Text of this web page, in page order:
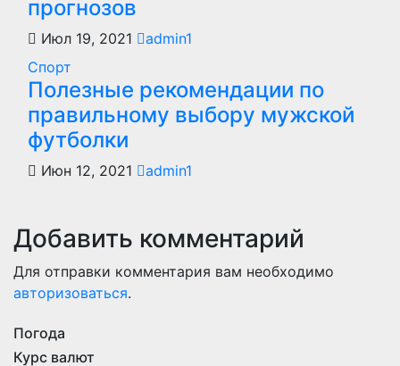
прогнозов
Июл 19, 2021
admin1
Спорт
Полезные рекомендации по
правильному выбору мужской
футболки
Июн 12, 2021 admin1
Добавить комментарий
Для отправки комментария вам необходимо
авторизоваться.
Погода
Курс валют